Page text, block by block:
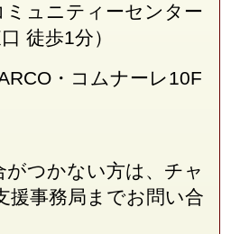
ミュニティーセンター
徒歩1分）
・コムナーレ10F
がつかない方は、チャ
援事務局 までお問い合